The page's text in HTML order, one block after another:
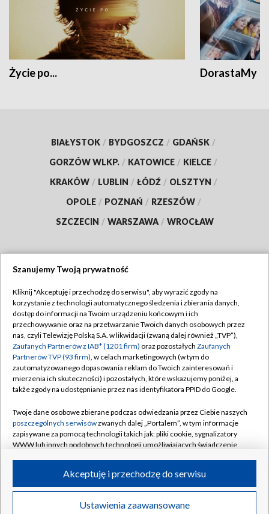
Życie po... DorastaMy
BIAŁYSTOK / BYDGOSZCZ / GDAŃSK /
GORZÓW WLKP. / KATOWICE / KIELCE /
KRAKÓW / LUBLIN / ŁÓDŹ / OLSZTYN /
OPOLE / POZNAŃ / RZESZÓW /
SZCZECIN / WARSZAWA / WROCŁAW
TVP
Abonament TVP
Emisja w TVP
Centrum informacji TVP
Naziemna Telewizja Cyfrowa
Rada Programowa
System NOS
Informacje o nadawcy
Program dla prasy
Regulamin TVP
Polityka prywatności
Moje zgody
Pomoc
Kontakt
Kanały
©2026 Telewizja Polska S.A. w likwidacji
Szanujemy Twoją prywatność
Kliknij "Akceptuję i przechodzę do serwisu", aby wyrazić zgody na
korzystanie z technologii automatycznego śledzenia i zbierania danych,
dostęp do informacji na Twoim urządzeniu końcowym i ich
przechowywanie oraz na przetwarzanie Twoich danych osobowych przez
nas, czyli Telewizję Polską S.A. w likwidacji (zwaną dalej również „TVP”),
Zaufanych Partnerów z IAB* (1201 firm) oraz pozostałych Zaufanych
Partnerów TVP (93 firm), w celach marketingowych (w tym do
zautomatyzowanego dopasowania reklam do Twoich zainteresowań i
mierzenia ich skuteczności) i pozostałych, które wskazujemy poniżej, a
także zgody na udostępnianie przez nas identyfikatora PPID do Google.
Twoje dane osobowe zbierane podczas odwiedzania przez Ciebie naszych
poszczególnych serwisówzwanych dalej „Portalem”, w tym informacje
zapisywane za pomocą technologii takich jak: pliki cookie, sygnalizatory
WWW lub innych podobnych technologii umożliwiających świadczenie
ruchu w Internecie.
Twoje dane osobowe zbierane podczas odwiedzania przez Ciebie
poszczególnych serwisówna Portalu, takie jak adresy IP, identyfikatory
Ustawienia zaawansowane
Akceptuję i przechodzę do serwisu